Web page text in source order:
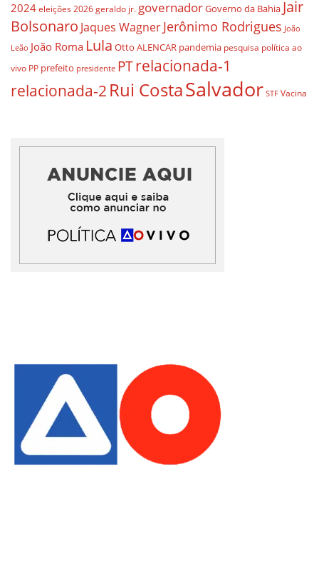
2024 eleições 2026 geraldo jr. governadorGoverno da Bahia Jair
Bolsonaro Jaques WagnerJerônimo Rodrigues João
Leão João Roma Lula Otto ALENCAR pandemia pesquisa política ao
vivo PP prefeito presidente PTrelacionada-1
relacionada-2 Rui CostaSalvador STF Vacina